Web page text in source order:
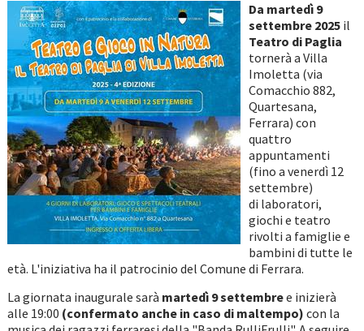
Da martedì 9
settembre 2025il
Teatro di Paglia
tornerà a Villa
Imoletta (via
Comacchio 882,
Quartesana,
Ferrara) con
quattro
appuntamenti
(fino a venerdì 12
settembre)
di laboratori,
giochi e teatro
rivolti a famiglie e
bambini di tutte le
età. L'iniziativa ha il patrocinio del Comune di Ferrara.
La giornata inaugurale sarà martedì 9 settembree inizierà
alle 19:00 (confermato anche in caso di maltempo) con la